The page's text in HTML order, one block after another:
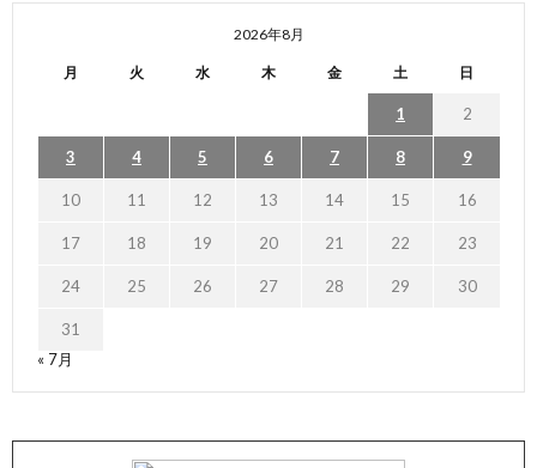
2026年8月
月 火 水 木 金 土 日
1 2
3 4 5 6 7 8 9
10 11 12 13 14 15 16
17 18 19 20 21 22 23
24 25 26 27 28 29 30
31
« 7月